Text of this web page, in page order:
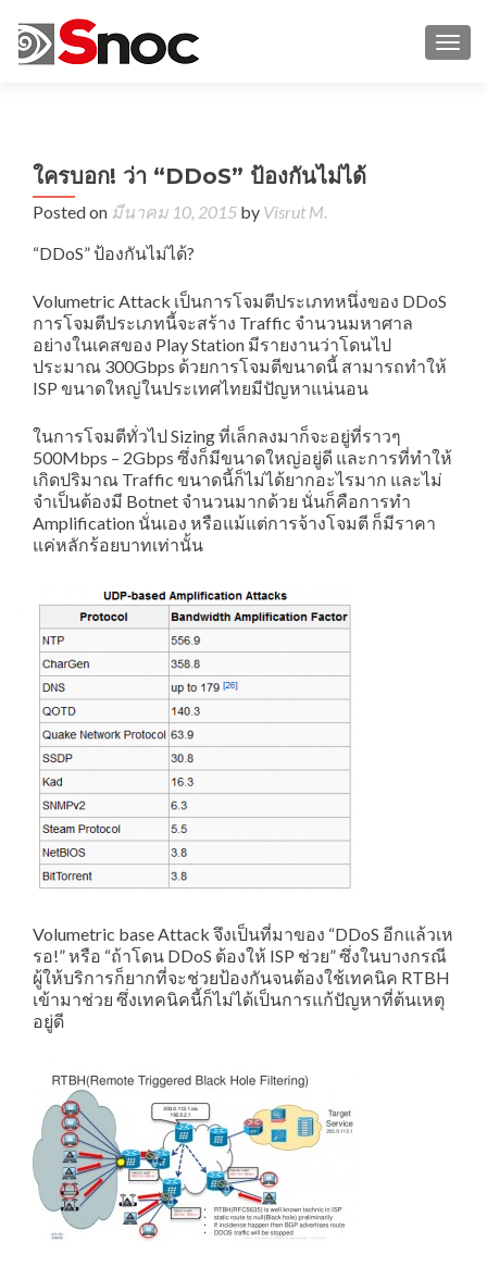
ใครบอก! ว่า “DDoS” ป้องกันไม่ได้
Posted on มีนาคม 10, 2015 by Visrut M.
“DDoS” ป้องกันไม่ได้?
Volumetric Attack เป็นการโจมตีประเภทหนึ่งของ DDoS
การโจมตีประเภทนี้จะสร้าง Traffic จำนวนมหาศาล
อย่างในเคสของ Play Station มีรายงานว่าโดนไป
ประมาณ 300Gbps ด้วยการโจมตีขนาดนี้ สามารถทำให้
ISP ขนาดใหญ่ในประเทศไทยมีปัญหาแน่นอน
ในการโจมตีทั่วไป Sizing ที่เล็กลงมาก็จะอยู่ที่ราวๆ
500Mbps – 2Gbps ซึ่งก็มีขนาดใหญ่อยู่ดี และการที่ทำให้
เกิดปริมาณ Traffic ขนาดนี้ก็ไม่ได้ยากอะไรมาก และไม่
จำเป็นต้องมี Botnet จำนวนมากด้วย นั่นก็คือการทำ
Amplification นั่นเอง หรือแม้แต่การจ้างโจมตี ก็มีราคา
แค่หลักร้อยบาทเท่านั้น
Volumetric base Attack จึงเป็นที่มาของ “DDoS อีกแล้วเห
รอ!” หรือ “ถ้าโดน DDoS ต้องให้ ISP ช่วย” ซึ่งในบางกรณี
ผู้ให้บริการก็ยากที่จะช่วยป้องกันจนต้องใช้เทคนิค RTBH
เข้ามาช่วย ซึ่งเทคนิคนี้ก็ไม่ได้เป็นการแก้ปัญหาที่ต้นเหตุ
อยู่ดี